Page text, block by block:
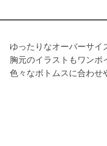
ゆったりなオーバーサイ
胸元のイラストもワンポ
色々なボトムスに合わ